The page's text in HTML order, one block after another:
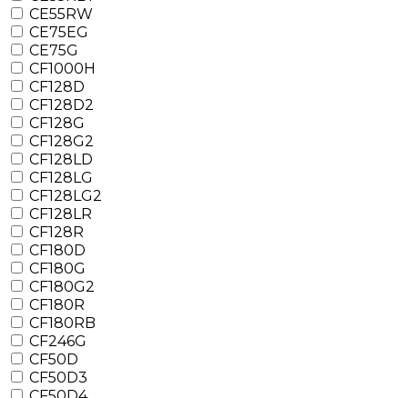
CE55RW
CE75EG
CE75G
CF1000H
CF128D
CF128D2
CF128G
CF128G2
CF128LD
CF128LG
CF128LG2
CF128LR
CF128R
CF180D
CF180G
CF180G2
CF180R
CF180RB
CF246G
CF50D
CF50D3